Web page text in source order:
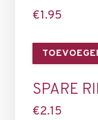
€1.95
SPARE
€2.15